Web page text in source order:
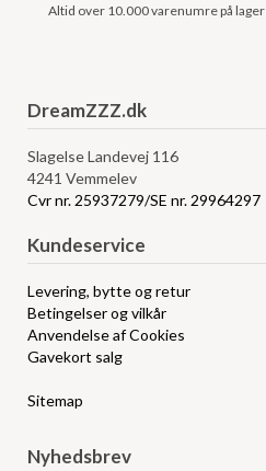
Altid over 10.000 varenumre på lager
DreamZZZ.dk
Slagelse Landevej 116
4241 Vemmelev
Cvr nr. 25937279/SE nr. 29964297
Kundeservice
Levering, bytte og retur
Betingelser og vilkår
Anvendelse af Cookies
Gavekort salg
Sitemap
Nyhedsbrev